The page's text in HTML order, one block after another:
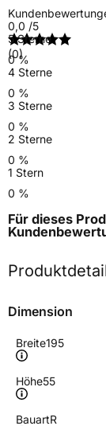
0,0 /5
(0)
5 Sterne
0 %
4 Sterne
0 %
3 Sterne
0 %
2 Sterne
0 %
1 Stern
0 %
Für dieses
Dimension
Breite195
Höhe55
BauartR